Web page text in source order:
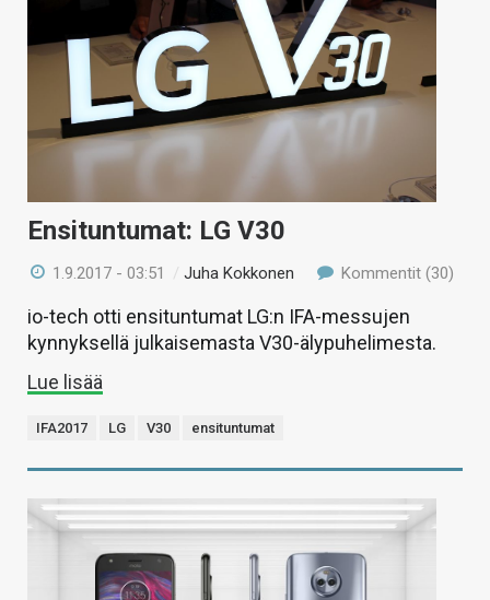
Ensituntumat: LG V30
1.9.2017 - 03:51 /Juha Kokkonen Kommentit (30)
io-tech otti ensituntumat LG:n IFA-messujen
kynnyksellä julkaisemasta V30-älypuhelimesta.
Lue lisää
IFA2017 LG V30 ensituntumat